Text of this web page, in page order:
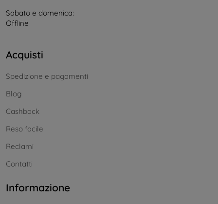
Sabato e domenica:
Offline
Acquisti
Spedizione e pagamenti
Blog
Cashback
Reso facile
Reclami
Contatti
Informazione